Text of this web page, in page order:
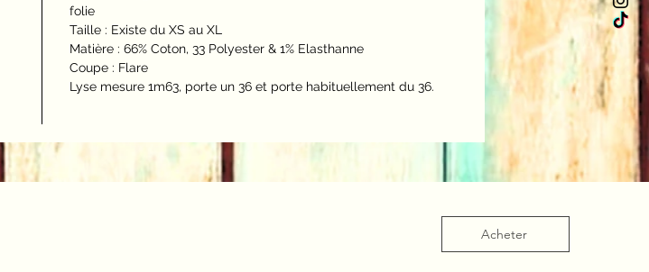
folie
Taille : Existe du XS au XL
Matière : 66% Coton, 33 Polyester & 1% Elasthanne
Coupe : Flare
Lyse mesure 1m63, porte un 36 et porte habituellement du 36.
Acheter